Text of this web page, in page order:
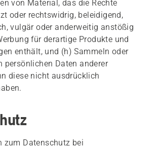
von Material, das die Rechte
oder rechtswidrig, beleidigend,
vulgär oder anderweitig anstößig
für derartige Produkte und
enthält, und (h) Sammeln oder
persönlichen Daten anderer
diese nicht ausdrücklich
zum Datenschutz bei